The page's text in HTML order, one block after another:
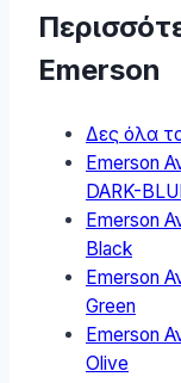
Emerson
Δες όλα
Emerson
DARK-
Emerson
Black
Emerson
Green
Emerson
Olive